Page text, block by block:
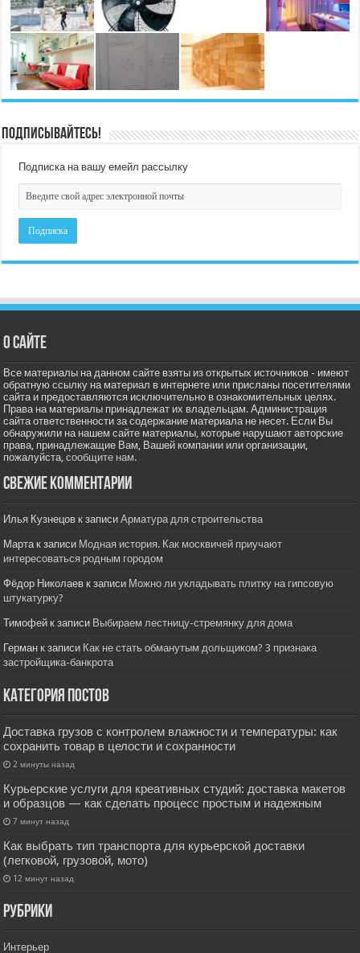
Подписывайтесь!
Подписка на вашу емейл рассылку
О сайте
Все материалы на данном сайте взяты из открытых источников - имеют
обратную ссылку на материал в интернете или присланы посетителями
сайта и предоставляются исключительно в ознакомительных целях.
Права на материалы принадлежат их владельцам. Администрация
сайта ответственности за содержание материала не несет. Если Вы
обнаружили на нашем сайте материалы, которые нарушают авторские
права, принадлежащие Вам, Вашей компании или организации,
пожалуйста,сообщите нам.
Свежие комментарии
Илья Кузнецов к записиАрматура для строительства
Мартак записи Модная история. Как москвичей приучают
интересоваться родным городом
Фёдор Николаев к записи Можно ли укладывать плитку на гипсовую
штукатурку?
Тимофей к записи Выбираем лестницу-стремянку для дома
Герман к записи Как не стать обманутым дольщиком? 3 признака
застройщика-банкрота
Категория постов
Доставка грузов с контролем влажности и температуры: как
сохранить товар в целости и сохранности
2 минуты назад
Курьерские услуги для креативных студий: доставка макетов
и образцов — как сделать процесс простым и надежным
7 минут назад
Как выбрать тип транспорта для курьерской доставки
(легковой, грузовой, мото)
12 минут назад
РУбрики
Интерьер